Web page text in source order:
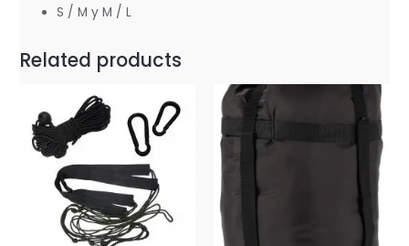
S / M y M / L
Related products